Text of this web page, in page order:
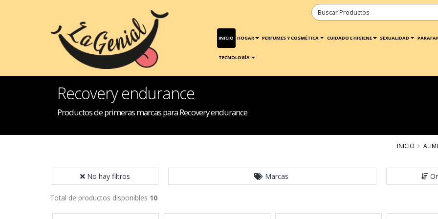
INICIO HOGAR PERFUMES Y COSMÉTICA CUIDADO E HIGIENE SEXUALIDAD
TECNOLOGÍA
Recovery endurance
Productos de primeras marcas para Recovery endurance
INICIO
No hay filtros Marcas
Total de productos disponibles 10